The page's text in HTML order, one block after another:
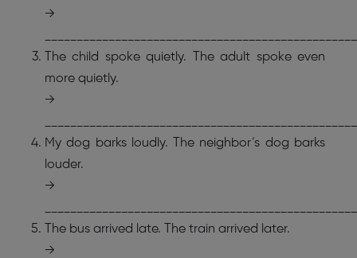
→
The child spoke quietly. The adult spoke even
more quietly.
→
My dog barks loudly. The neighbor’s dog barks
louder.
→
The bus arrived late. The train arrived later.
→